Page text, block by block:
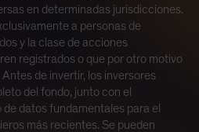
en determinadas jurisdicciones.
a personas de
y la clase de acciones
registrados o que por otro motivo
de invertir, los inversores
del fondo, junto con el
datos fundamentales para el
más recientes. Se pueden